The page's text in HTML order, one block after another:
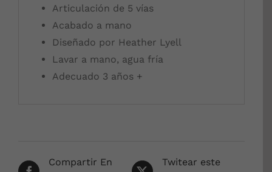
Articulación de 5 vías
Acabado a mano
Diseñado por Heather Lyell
Lavar a mano, agua fría
Adecuado 3 años +
Compartir En
Twitear este